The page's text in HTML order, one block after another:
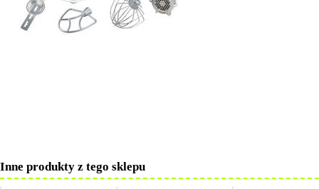
Inne produkty z tego sklepu